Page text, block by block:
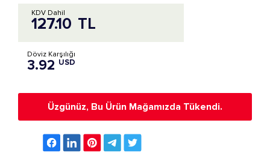
127.10 TL
KDV Dahil
Döviz Karşılığı
3.92 USD
Üzgünüz, Bu Ürün Mağamızda Tükendi.